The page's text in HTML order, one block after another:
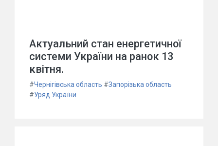
Актуальний стан енергетичної
системи України на ранок 13
квітня.
#Чернігівська область #Запорізька область
#Уряд України